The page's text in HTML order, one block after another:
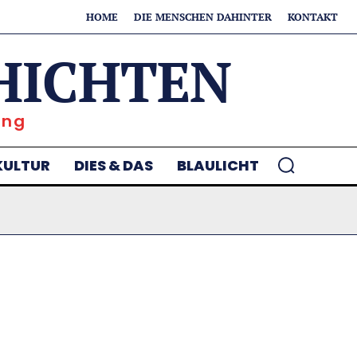
HOME DIE MENSCHEN DAHINTER KONTAKT
DIES & DAS BLAULICHT